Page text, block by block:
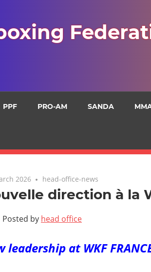
PPF PRO-AM SANDA
2026 head-office-news
direction à la
Posted by head office
leadership at WKF